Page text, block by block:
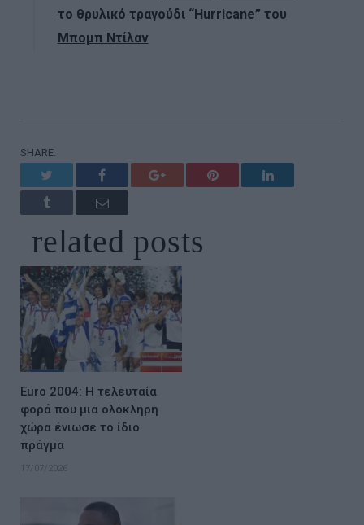
το θρυλικό τραγούδι “Hurricane” του
Μπομπ Ντίλαν
SHARE.
Facebook Google+ Pinterest LinkedIn
Tumblr Email
related posts
Euro 2004: Η τελευταία
φορά που μια ολόκληρη
χώρα ένιωσε το ίδιο
πράγμα
17/07/2026